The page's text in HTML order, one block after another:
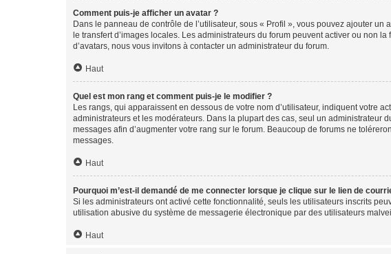
Comment puis-je afficher un avatar ?
Dans le panneau de contrôle de l’utilisateur, sous « Profil », vous pouvez ajouter
le transfert d’images locales. Les administrateurs du forum peuvent activer ou non
d’avatars, nous vous invitons à contacter un administrateur du forum.
Haut
Quel est mon rang et comment puis-je le modifier ?
Les rangs, qui apparaissent en dessous de votre nom d’utilisateur, indiquent votre
administrateurs et les modérateurs. Dans la plupart des cas, seul un administrateur
messages afin d’augmenter votre rang sur le forum. Beaucoup de forums ne
messages.
Haut
Pourquoi m’est-il demandé de me connecter lorsque je clique sur le lien de
Si les administrateurs ont activé cette fonctionnalité, seuls les utilisateurs inscrits
utilisation abusive du système de messagerie électronique par des utilisateurs
Haut